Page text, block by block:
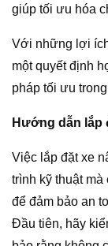
giúp tối ưu hóa
Với những lợi
một quyết định
pháp tối ưu
Hướng dẫn lắp
Việc lắp đặt xe
trình kỹ thuật
để đảm bảo an
Đầu tiên, hãy